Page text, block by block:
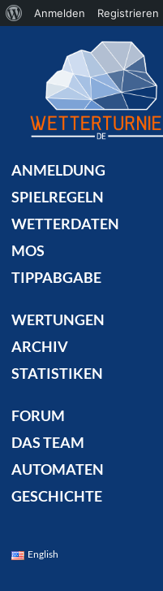
ANMELDUNG
SPIELREGELN
WETTERDATEN
MOS
TIPPABGABE
WERTUNGEN
ARCHIV
STATISTIKEN
FORUM
DAS TEAM
AUTOMATEN
GESCHICHTE
English
Über
Anmelden Registrieren